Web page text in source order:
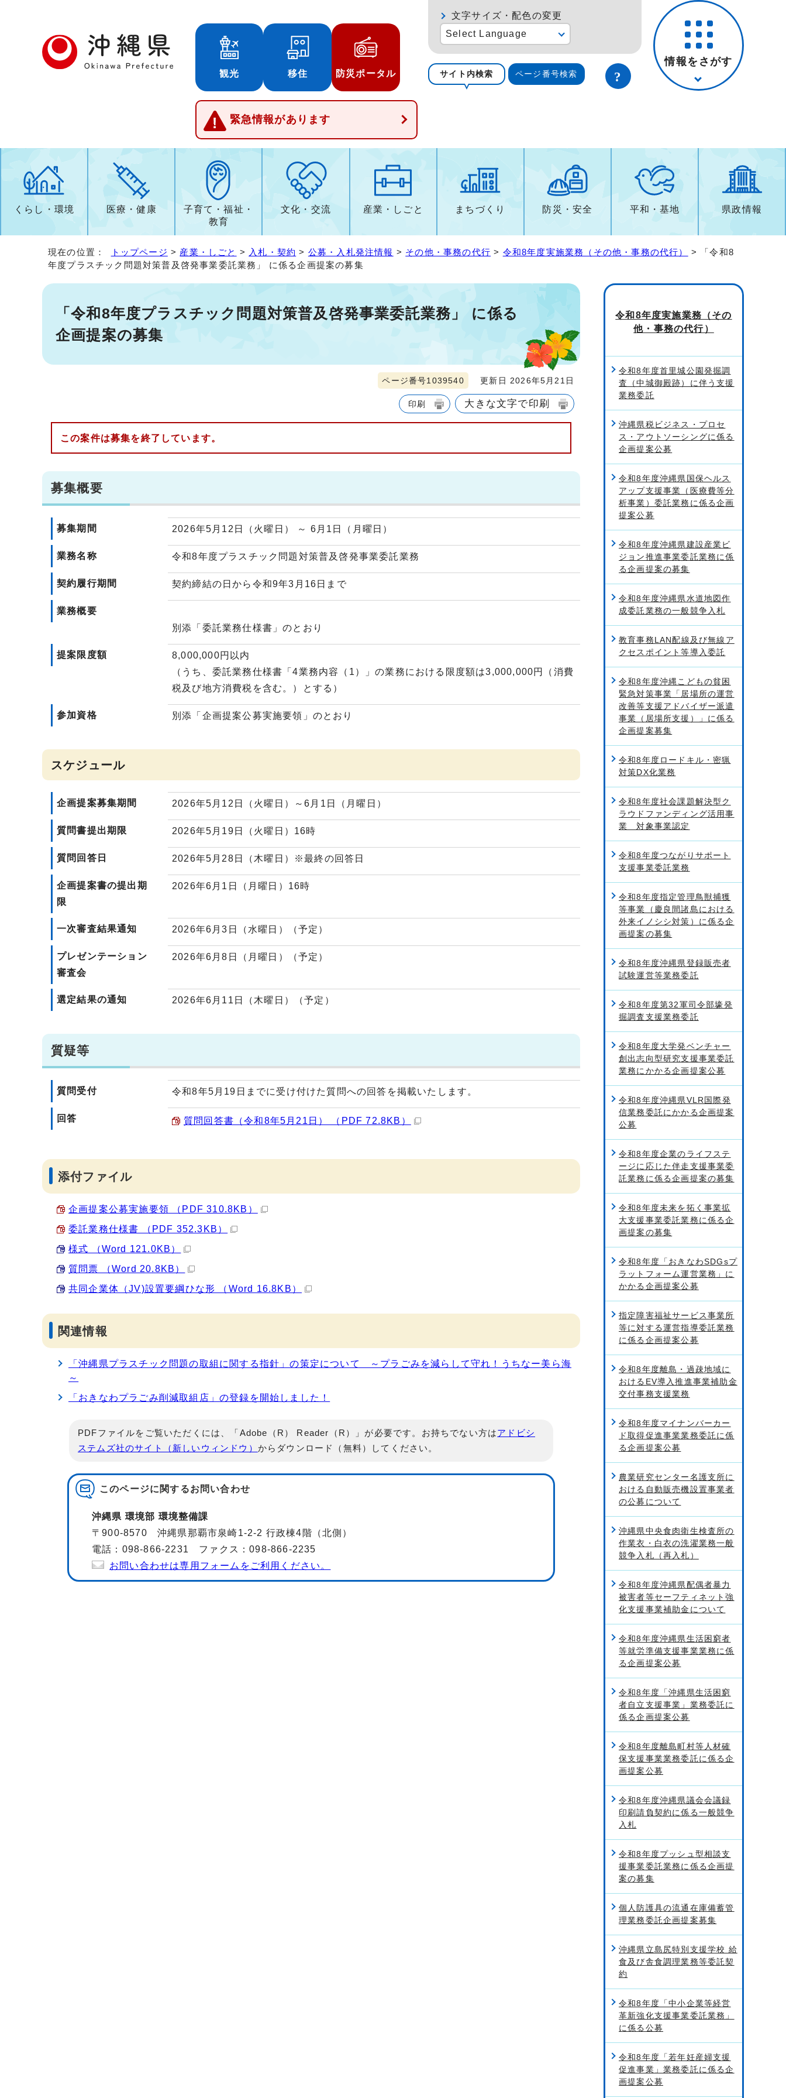
観光 移住 防災ポータル
緊急情報があります
文字サイズ・配色の変更
Select Language
サイト内検索 ページ番号検索
情報をさがす
くらし・環境 医療・健康
子育て・福祉・
教育
文化・交流 産業・しごと まちづくり 防災・安全 平和・基地 県政情報
現在の位置： トップページ > 産業・しごと > 入札・契約 > 公募・入札発注情報 > その他・事務の代行 > 令和8年度実施業務（その他・事務の代行）
> 「令和8
年度プラスチック問題対策普及啓発事業委託業務」 に係る企画提案の募集
「令和8年度プラスチック問題対策普及啓発事業委託業務」 に係る
企画提案の募集
ページ番号1039540 更新日 2026年5月21日
印刷 大きな文字で印刷
この案件は募集を終了しています。
募集概要
募集期間 2026年5月12日（火曜日） ～ 6月1日（月曜日）
業務名称 令和8年度プラスチック問題対策普及啓発事業委託業務
契約履行期間 契約締結の日から令和9年3月16日まで
業務概要
別添「委託業務仕様書」のとおり
提案限度額
8,000,000円以内
（うち、委託業務仕様書「4業務内容（1）」の業務における限度額は3,000,000円（消費
税及び地方消費税を含む。）とする）
参加資格 別添「企画提案公募実施要領」のとおり
スケジュール
企画提案募集期間 2026年5月12日（火曜日）～6月1日（月曜日）
質問書提出期限 2026年5月19日（火曜日）16時
質問回答日 2026年5月28日（木曜日）※最終の回答日
企画提案書の提出期
限
2026年6月1日（月曜日）16時
一次審査結果通知 2026年6月3日（水曜日）（予定）
プレゼンテーション
審査会
2026年6月8日（月曜日）（予定）
選定結果の通知 2026年6月11日（木曜日）（予定）
質疑等
質問受付 令和8年5月19日までに受け付けた質問への回答を掲載いたします。
回答 質問回答書（令和8年5月21日） （PDF 72.8KB）
添付ファイル
企画提案公募実施要領 （PDF 310.8KB）
委託業務仕様書 （PDF 352.3KB）
様式 （Word 121.0KB）
質問票 （Word 20.8KB）
共同企業体（JV)設置要綱ひな形 （Word 16.8KB）
関連情報
「沖縄県プラスチック問題の取組に関する指針」の策定について ～プラごみを減らして守れ！うちなー美ら海
～
「おきなわプラごみ削減取組店」の登録を開始しました！
PDFファイルをご覧いただくには、「Adobe（R） Reader（R）」が必要です。お持ちでない方はアドビシ
ステムズ社のサイト（新しいウィンドウ） からダウンロード（無料）してください。
このページに関するお問い合わせ
沖縄県 環境部 環境整備課
〒900-8570 沖縄県那覇市泉崎1-2-2 行政棟4階（北側）
電話：098-866-2231 ファクス：098-866-2235
お問い合わせは専用フォームをご利用ください。
令和8年度実施業務（その
他・事務の代行）
令和8年度首里城公園発掘調
査（中城御殿跡）に伴う支援
業務委託
沖縄県税ビジネス・プロセ
ス・アウトソーシングに係る
企画提案公募
令和8年度沖縄県国保ヘルス
アップ支援事業（医療費等分
析事業）委託業務に係る企画
提案公募
令和8年度沖縄県建設産業ビ
ジョン推進事業委託業務に係
る企画提案の募集
令和8年度沖縄県水道地図作
成委託業務の一般競争入札
教育事務LAN配線及び無線ア
クセスポイント等導入委託
令和8年度沖縄こどもの貧困
緊急対策事業「居場所の運営
改善等支援アドバイザー派遣
事業（居場所支援）」に係る
企画提案募集
令和8年度ロードキル・密猟
対策DX化業務
令和8年度社会課題解決型ク
ラウドファンディング活用事
業 対象事業認定
令和8年度つながりサポート
支援事業委託業務
令和8年度指定管理鳥獣捕獲
等事業（慶良間諸島における
外来イノシシ対策）に係る企
画提案の募集
令和8年度沖縄県登録販売者
試験運営等業務委託
令和8年度第32軍司令部壕発
掘調査支援業務委託
令和8年度大学発ベンチャー
創出志向型研究支援事業委託
業務にかかる企画提案公募
令和8年度沖縄県VLR国際発
信業務委託にかかる企画提案
公募
令和8年度企業のライフステ
ージに応じた伴走支援事業委
託業務に係る企画提案の募集
令和8年度未来を拓く事業拡
大支援事業委託業務に係る企
画提案の募集
令和8年度「おきなわSDGsプ
ラットフォーム運営業務」に
かかる企画提案公募
指定障害福祉サービス事業所
等に対する運営指導委託業務
に係る企画提案公募
令和8年度離島・過疎地域に
おけるEV導入推進事業補助金
交付事務支援業務
令和8年度マイナンバーカー
ド取得促進事業業務委託に係
る企画提案公募
農業研究センター名護支所に
おける自動販売機設置事業者
の公募について
沖縄県中央食肉衛生検査所の
作業衣・白衣の洗濯業務一般
競争入札（再入札）
令和8年度沖縄県配偶者暴力
被害者等セーフティネット強
化支援事業補助金について
令和8年度沖縄県生活困窮者
等就労準備支援事業業務に係
る企画提案公募
令和8年度「沖縄県生活困窮
者自立支援事業」業務委託に
係る企画提案公募
令和8年度離島町村等人材確
保支援事業業務委託に係る企
画提案公募
令和8年度沖縄県議会会議録
印刷請負契約に係る一般競争
入札
令和8年度プッシュ型相談支
援事業委託業務に係る企画提
案の募集
個人防護具の流通在庫備蓄管
理業務委託企画提案募集
沖縄県立島尻特別支援学校 給
食及び舎食調理業務等委託契
約
令和8年度「中小企業等経営
革新強化支援事業委託業務」
に係る公募
令和8年度「若年妊産婦支援
促進事業」業務委託に係る企
画提案公募